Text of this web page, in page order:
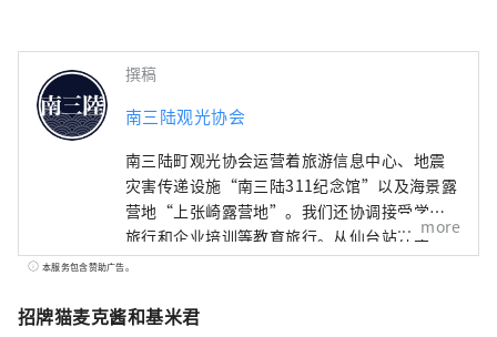
撰稿
南三陆观光协会
南三陆町观光协会运营着旅游信息中心、地震
灾害传递设施“南三陆311纪念馆”以及海景露
营地“上张崎露营地”。我们还协调接受学校
旅行和企业培训等教育旅行。从仙台站开车一
个半小时，请来到可以学习“与自然共存”的
more
本服务包含赞助广告。
招牌猫麦克酱和基米君